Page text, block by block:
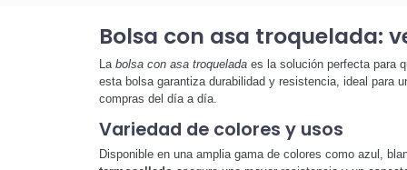
Bolsa con asa troquelada:
La bolsa con asa troqueladaes la solución perfecta para
esta bolsa garantiza durabilidad y resistencia, ideal para
compras del día a día.
Variedad de colores y usos
Disponible en una amplia gama de colores como azul,